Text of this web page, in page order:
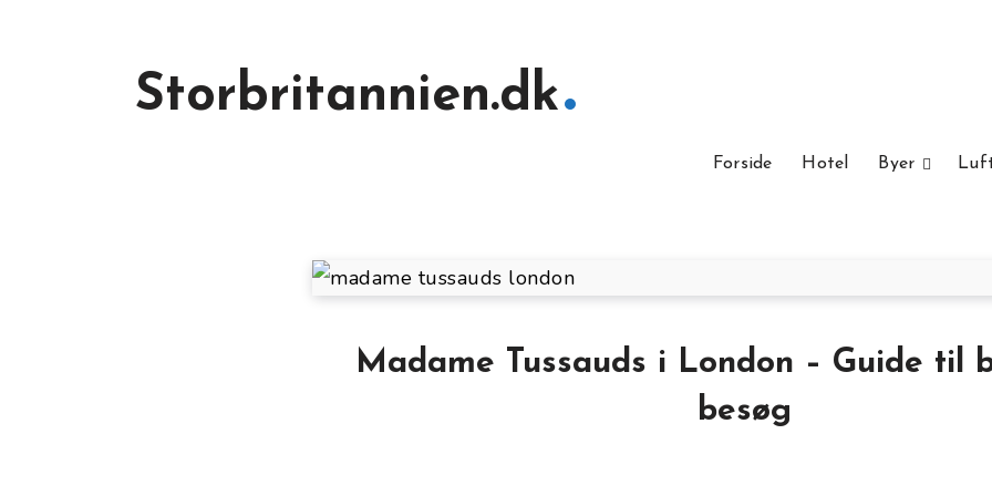
Storbritannien.dk
Forside Hotel Byer
Madame Tussauds i London – Guide til
besøg